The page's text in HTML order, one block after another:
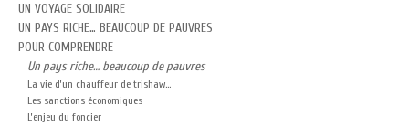
UN VOYAGE SOLIDAIRE
UN PAYS RICHE… BEAUCOUP DE PAUVRES
POUR COMPRENDRE
Un pays riche… beaucoup de pauvres
La vie d’un chauffeur de trishaw…
Les sanctions économiques
L’enjeu du foncier